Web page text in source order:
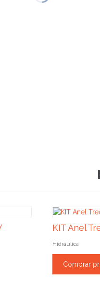
KIT Anel
Hidráulica
Comprar